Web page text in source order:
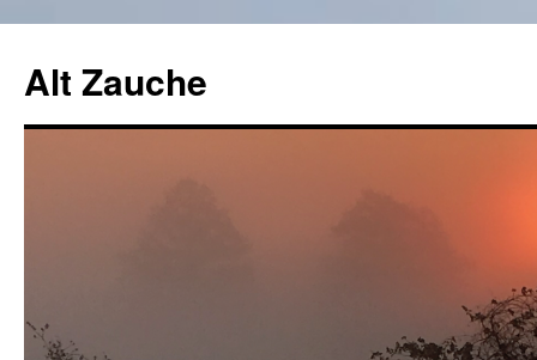
springen
Alt Zauche